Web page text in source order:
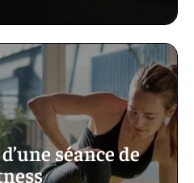
séance de